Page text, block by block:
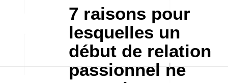
7 raisons pour
lesquelles un
début de relation
passionnel ne